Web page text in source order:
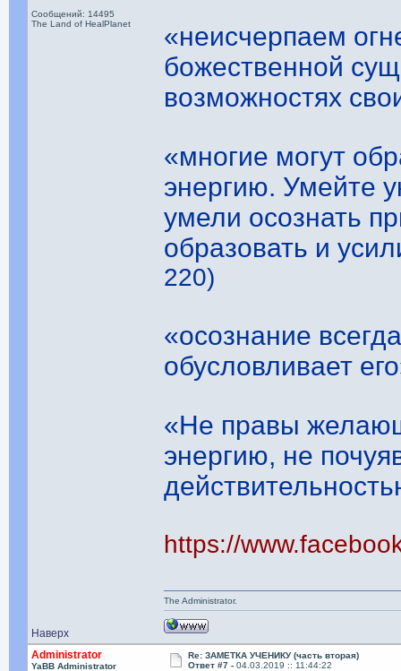
Сообщений: 14495
The Land of HealPlanet
«неисчерпаем
божественной
возможностях
«многие могут
энергию. Умейте
умели осознать
образовать и
220)
«осознание
обусловливает
«Не правы
энергию, не
https://
Наверх
The Administrator.
Administrator
YaBB Administrator
Re: ЗАМЕТКА УЧЕНИКУ (часть вторая)
Ответ #7 -04.03.2019 :: 11:44:22